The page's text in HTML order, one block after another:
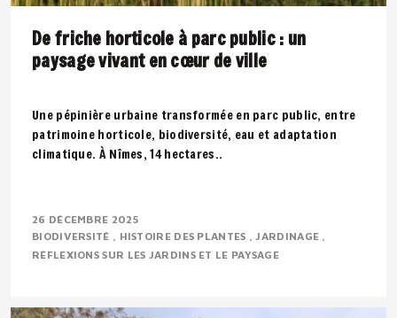
De friche horticole à parc public : un
paysage vivant en cœur de ville
Une pépinière urbaine transformée en parc public, entre
patrimoine horticole, biodiversité, eau et adaptation
climatique. À Nîmes, 14 hectares..
26 DÉCEMBRE 2025
BIODIVERSITÉ
HISTOIRE DES PLANTES
JARDINAGE
RÉFLEXIONS SUR LES JARDINS ET LE PAYSAGE